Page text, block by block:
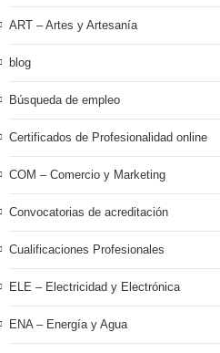
ART – Artes y Artesanía
blog
Búsqueda de empleo
Certificados de Profesionalidad online
COM – Comercio y Marketing
Convocatorias de acreditación
Cualificaciones Profesionales
ELE – Electricidad y Electrónica
ENA – Energía y Agua